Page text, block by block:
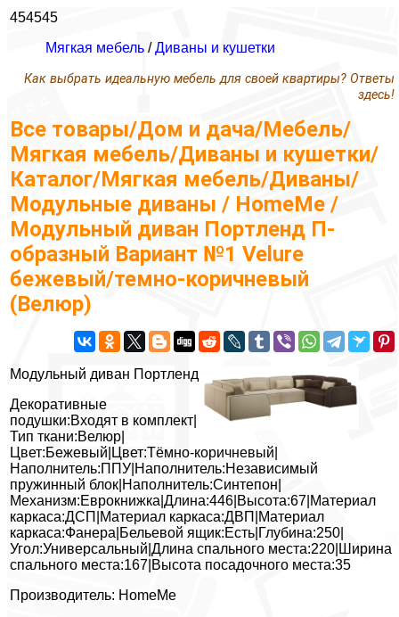
454545
Мягкая мебель /Диваны и кушетки
Как выбрать идеальную мебель для своей квартиры? Ответы
здесь!
Все товары/Дом и дача/Мебель/
Мягкая мебель/Диваны и кушетки/
Каталог/Мягкая мебель/Диваны/
Модульные диваны / HomeMe /
Модульный диван Портленд П-
образный Вариант №1 Velure
бежевый/темно-коричневый
(Велюр)
Модульный диван Портленд
Декоративные
подушки:Входят в комплект|
Тип ткани:Велюр|
Цвет:Бежевый|Цвет:Тёмно-коричневый|
Наполнитель:ППУ|Наполнитель:Независимый
пружинный блок|Наполнитель:Синтепон|
Механизм:Еврокнижка|Длина:446|Высота:67|Материал
каркаса:ДСП|Материал каркаса:ДВП|Материал
каркаса:Фанера|Бельевой ящик:Есть|Глубина:250|
Угол:Универсальный|Длина спального места:220|Ширина
спального места:167|Высота посадочного места:35
Производитель: HomeMe